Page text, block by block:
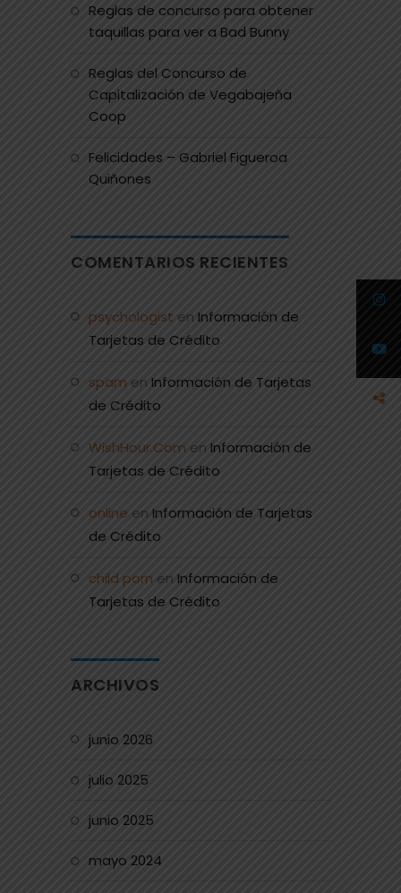
Reglas de concurso para obtener
taquillas para ver a Bad Bunny
Reglas del Concurso de
Capitalización de Vegabajeña
Coop
Felicidades – Gabriel Figueroa
Quiñones
COMENTARIOS RECIENTES
psychologist en Información de
Tarjetas de Crédito
spam en Información de Tarjetas
de Crédito
WishHour.Com en Información de
Tarjetas de Crédito
online en Información de Tarjetas
de Crédito
child porn en Información de
Tarjetas de Crédito
ARCHIVOS
junio 2026
julio 2025
junio 2025
mayo 2024